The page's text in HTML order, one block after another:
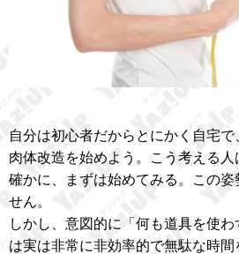
自分は初心者だからとにかく自宅
肉体改造を始めよう。こう考える人
確かに、まずは始めてみる。この姿
せん。
しかし、意図的に「何も道具を使
は実は非常に非効率的で無駄な時